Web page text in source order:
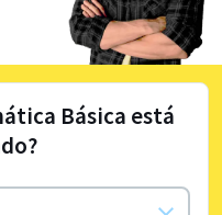
Básica está